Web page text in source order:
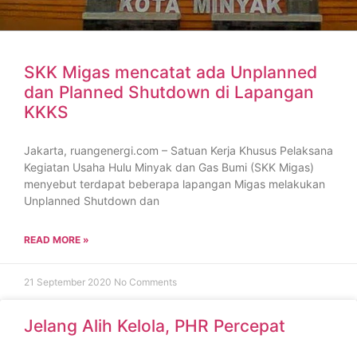
SKK Migas mencatat ada Unplanned
dan Planned Shutdown di Lapangan
KKKS
Jakarta, ruangenergi.com – Satuan Kerja Khusus Pelaksana
Kegiatan Usaha Hulu Minyak dan Gas Bumi (SKK Migas)
menyebut terdapat beberapa lapangan Migas melakukan
Unplanned Shutdown dan
READ MORE »
21 September 2020 No Comments
Jelang Alih Kelola, PHR Percepat